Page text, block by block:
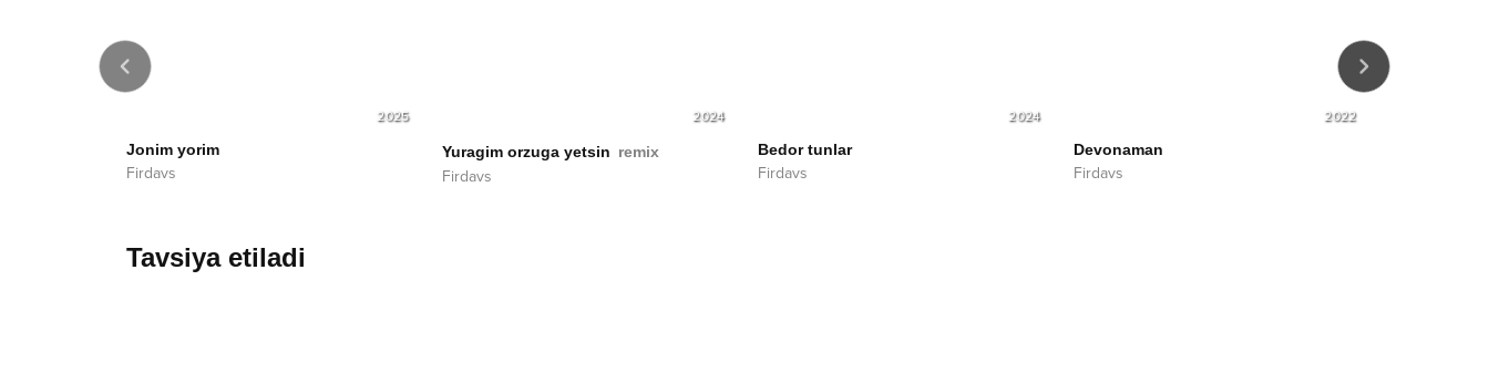
2025
Jonim yorim
Firdavs
2024
Yuragim orzuga yetsin remix
Firdavs
2024
Bedor tunlar
Firdavs
2022
Devonaman
Firdavs
Tavsiya etiladi